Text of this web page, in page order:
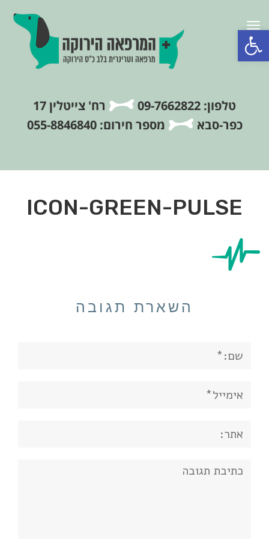
פתח סרגל נגישות
תפריט
טלפון: 09-7662822
רח' צייטלין 17
כפר-סבא
מספר חירום: 055-8846840
ICON-GREEN-PULSE
השארת תגובה
תגובה: